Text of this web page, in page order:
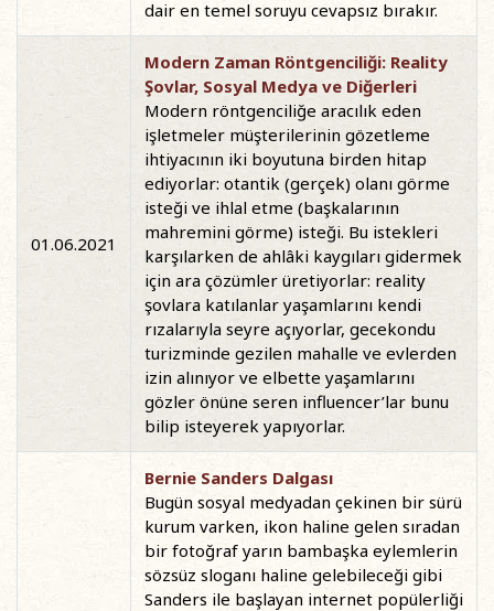
dair en temel soruyu cevapsız bırakır.
01.06.2021
Modern Zaman Röntgenciliği: Reality
Şovlar, Sosyal Medya ve Diğerleri
Modern röntgenciliğe aracılık eden
işletmeler müşterilerinin gözetleme
ihtiyacının iki boyutuna birden hitap
ediyorlar: otantik (gerçek) olanı görme
isteği ve ihlal etme (başkalarının
mahremini görme) isteği. Bu istekleri
karşılarken de ahlâki kaygıları gidermek
için ara çözümler üretiyorlar: reality
şovlara katılanlar yaşamlarını kendi
rızalarıyla seyre açıyorlar, gecekondu
turizminde gezilen mahalle ve evlerden
izin alınıyor ve elbette yaşamlarını
gözler önüne seren influencer’lar bunu
bilip isteyerek yapıyorlar.
Bernie Sanders Dalgası
Bugün sosyal medyadan çekinen bir sürü
kurum varken, ikon haline gelen sıradan
bir fotoğraf yarın bambaşka eylemlerin
sözsüz sloganı haline gelebileceği gibi
Sanders ile başlayan internet popülerliği